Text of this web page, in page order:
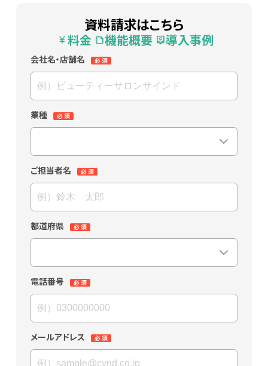
資料請求はこちら
currency_yen料金 summarize機能概要 person_pin導入事例
会社名・店舗名
業種
ご担当者名
都道府県
電話番号
メールアドレス